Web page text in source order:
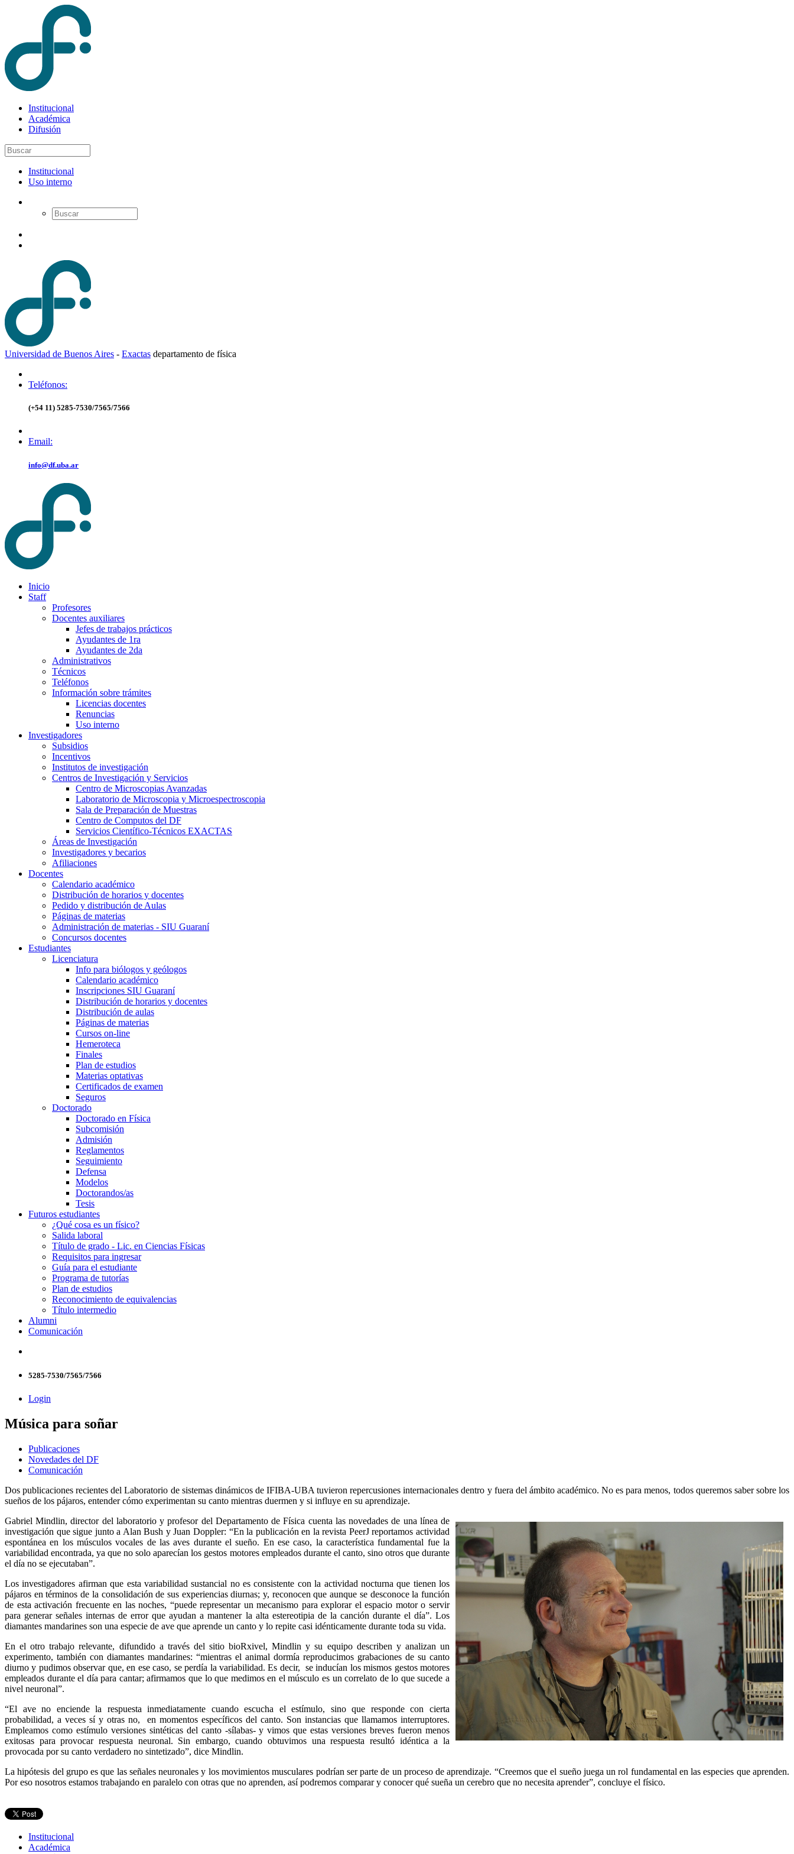
Institucional
Académica
Difusión
Institucional
Uso interno
Universidad de Buenos Aires - Exactas departamento de física
Teléfonos:
(+54 11) 5285-7530/7565/7566
Email:
info@df.uba.ar
Inicio
Staff
Profesores
Docentes auxiliares
Jefes de trabajos prácticos
Ayudantes de 1ra
Ayudantes de 2da
Administrativos
Técnicos
Teléfonos
Información sobre trámites
Licencias docentes
Renuncias
Uso interno
Investigadores
Subsidios
Incentivos
Institutos de investigación
Centros de Investigación y Servicios
Centro de Microscopias Avanzadas
Laboratorio de Microscopia y Microespectroscopia
Sala de Preparación de Muestras
Centro de Computos del DF
Servicios Científico-Técnicos EXACTAS
Áreas de Investigación
Investigadores y becarios
Afiliaciones
Docentes
Calendario académico
Distribución de horarios y docentes
Pedido y distribución de Aulas
Páginas de materias
Administración de materias - SIU Guaraní
Concursos docentes
Estudiantes
Licenciatura
Info para biólogos y geólogos
Calendario académico
Inscripciones SIU Guaraní
Distribución de horarios y docentes
Distribución de aulas
Páginas de materias
Cursos on-line
Hemeroteca
Finales
Plan de estudios
Materias optativas
Certificados de examen
Seguros
Doctorado
Doctorado en Física
Subcomisión
Admisión
Reglamentos
Seguimiento
Defensa
Modelos
Doctorandos/as
Tesis
Futuros estudiantes
¿Qué cosa es un físico?
Salida laboral
Título de grado - Lic. en Ciencias Físicas
Requisitos para ingresar
Guía para el estudiante
Programa de tutorías
Plan de estudios
Reconocimiento de equivalencias
Título intermedio
Alumni
Comunicación
5285-7530/7565/7566
Login
Música para soñar
Publicaciones
Novedades del DF
Comunicación
Dos publicaciones recientes del Laboratorio de sistemas dinámicos de IFIBA-UBA tuvieron repercusiones internacionales dentro y fuera del ámbito académico. No es para menos, todos queremos saber sobre los
sueños de los pájaros, entender cómo experimentan su canto mientras duermen y si influye en su aprendizaje.
Gabriel Mindlin, director del laboratorio y profesor del Departamento de Física cuenta las novedades de una línea de
investigación que sigue junto a Alan Bush y Juan Doppler: “En la publicación en la revista PeerJ reportamos actividad
espontánea en los músculos vocales de las aves durante el sueño. En ese caso, la característica fundamental fue la
variabilidad encontrada, ya que no solo aparecían los gestos motores empleados durante el canto, sino otros que durante
el día no se ejecutaban”.
Los investigadores afirman que esta variabilidad sustancial no es consistente con la actividad nocturna que tienen los
pájaros en términos de la consolidación de sus experiencias diurnas; y, reconocen que aunque se desconoce la función
de esta activación frecuente en las noches, “puede representar un mecanismo para explorar el espacio motor o servir
para generar señales internas de error que ayudan a mantener la alta estereotipia de la canción durante el día”. Los
diamantes mandarines son una especie de ave que aprende un canto y lo repite casi idénticamente durante toda su vida.
En el otro trabajo relevante, difundido a través del sitio bioRxivel, Mindlin y su equipo describen y analizan un
experimento, también con diamantes mandarines: “mientras el animal dormía reproducimos grabaciones de su canto
diurno y pudimos observar que, en ese caso, se perdía la variabilidad. Es decir, se inducían los mismos gestos motores
empleados durante el día para cantar; afirmamos que lo que medimos en el músculo es un correlato de lo que sucede a
nivel neuronal”.
“El ave no enciende la respuesta inmediatamente cuando escucha el estímulo, sino que responde con cierta
probabilidad, a veces sí y otras no, en momentos específicos del canto. Son instancias que llamamos interruptores.
Empleamos como estímulo versiones sintéticas del canto -sílabas- y vimos que estas versiones breves fueron menos
exitosas para provocar respuesta neuronal. Sin embargo, cuando obtuvimos una respuesta resultó idéntica a la
provocada por su canto verdadero no sintetizado”, dice Mindlin.
La hipótesis del grupo es que las señales neuronales y los movimientos musculares podrían ser parte de un proceso de aprendizaje. “Creemos que el sueño juega un rol fundamental en las especies que aprenden.
Por eso nosotros estamos trabajando en paralelo con otras que no aprenden, así podremos comparar y conocer qué sueña un cerebro que no necesita aprender”, concluye el físico.
Institucional
Académica